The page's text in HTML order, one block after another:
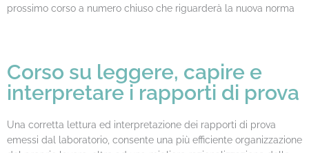
prossimo corso a numero chiuso che riguarderà la nuova norma
Corso su leggere, capire e
interpretare i rapporti di prova
Una corretta lettura ed interpretazione dei rapporti di prova
emessi dal laboratorio, consente una più efficiente organizzazione